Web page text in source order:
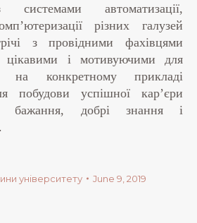
автоматизації,
різних галузей
з провідними фахівцями
цікавими і мотивуючими для
на конкретному прикладі
побудови успішної кар’єри
бажання, добрі знання і
університету June 9, 2019